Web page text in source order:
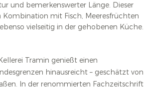
und bemerkenswerter Länge. Dieser
mit Fisch, Meeresfrüchten
vielseitig in der gehobenen Küche.
Tramin genießt einen
hinausreicht – geschätzt von
In der renommierten Fachzeitschrift